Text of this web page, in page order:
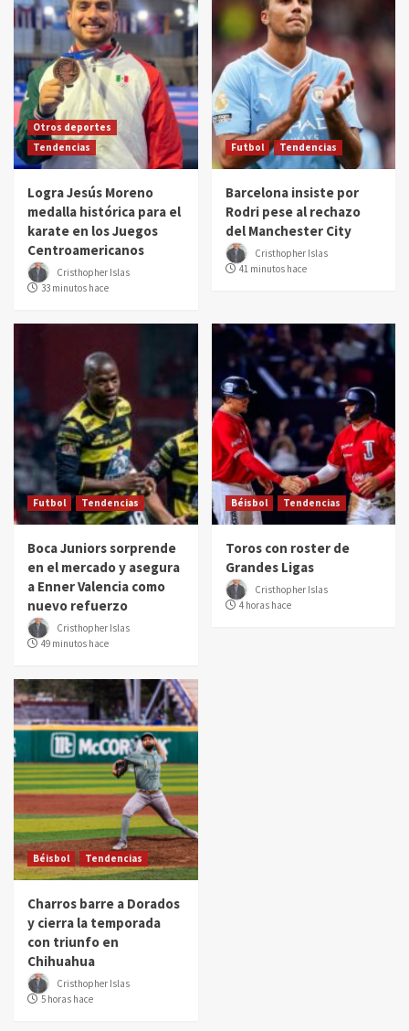
Otros deportes
Tendencias
Logra Jesús Moreno
medalla histórica para el
karate en los Juegos
Centroamericanos
Cristhopher Islas
33 minutos hace
Futbol Tendencias
Barcelona insiste por
Rodri pese al rechazo
del Manchester City
Cristhopher Islas
41 minutos hace
Futbol Tendencias
Boca Juniors sorprende
en el mercado y asegura
a Enner Valencia como
nuevo refuerzo
Cristhopher Islas
49 minutos hace
Béisbol Tendencias
Toros con roster de
Grandes Ligas
Cristhopher Islas
4 horas hace
Béisbol Tendencias
Charros barre a Dorados
y cierra la temporada
con triunfo en
Chihuahua
Cristhopher Islas
5 horas hace